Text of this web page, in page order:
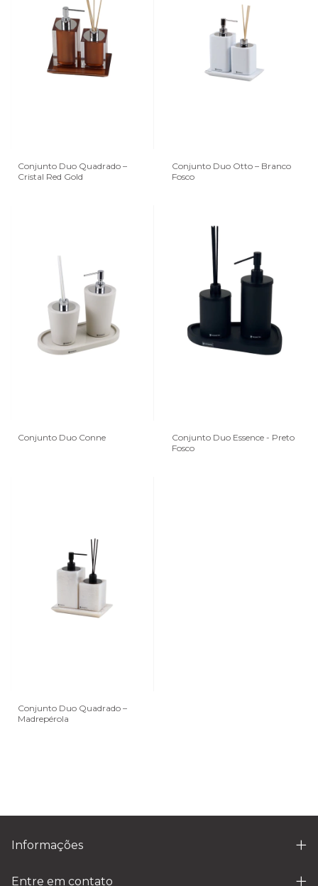
Conjunto Duo Quadrado –
Cristal Red Gold
Conjunto Duo Otto – Branco
Fosco
Conjunto Duo Conne
Conjunto Duo Essence - Preto
Fosco
Conjunto Duo Quadrado –
Madrepérola
Informações
Entre em contato